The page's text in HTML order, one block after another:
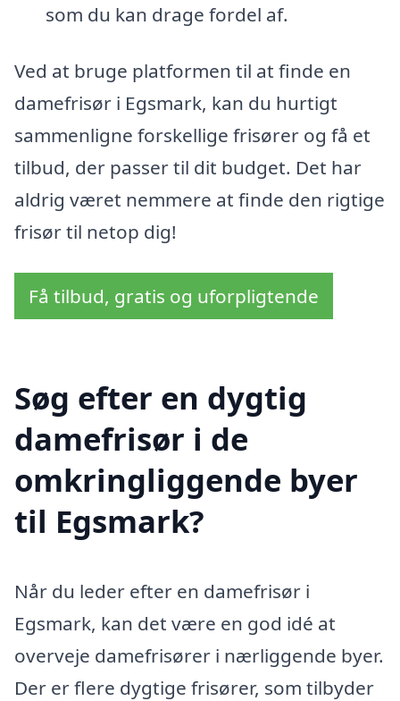
som du kan drage fordel af.
Ved at bruge platformen til at finde en
damefrisør i Egsmark, kan du hurtigt
sammenligne forskellige frisører og få et
tilbud, der passer til dit budget. Det har
aldrig været nemmere at finde den rigtige
frisør til netop dig!
Få tilbud, gratis og uforpligtende
Søg efter en dygtig
damefrisør i de
omkringliggende byer
til Egsmark?
Når du leder efter en damefrisør i
Egsmark, kan det være en god idé at
overveje damefrisører i nærliggende byer.
Der er flere dygtige frisører, som tilbyder